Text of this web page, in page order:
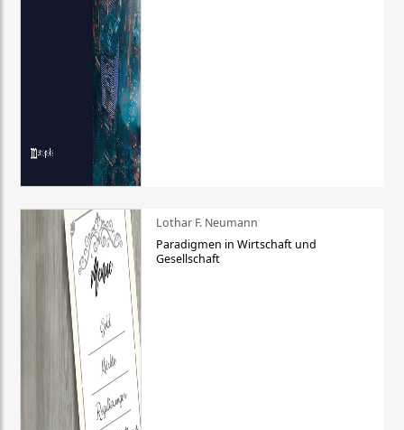
Lothar F. Neumann
Paradigmen in Wirtschaft und
Gesellschaft